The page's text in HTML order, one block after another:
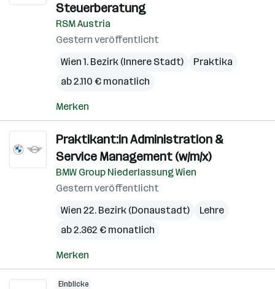
Steuerberatung
RSM Austria
Gestern veröffentlicht
Wien 1. Bezirk (Innere Stadt)
Praktika
ab 2.110 € monatlich
Merken
Praktikant:in Administration &
Service Management (w/m/x)
BMW Group Niederlassung Wien
Gestern veröffentlicht
Wien 22. Bezirk (Donaustadt)
Lehre
ab 2.362 € monatlich
Merken
Einblicke